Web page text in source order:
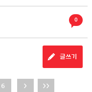
0
글쓰기
6 > >>